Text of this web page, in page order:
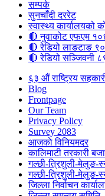
सम्पर्क
सुनचाँदी दररेट
स्वास्थ्य कार्यालयको
🔴 नुवाकोट एफएम
🔴 रेडियो लाङटाङ
🔴 रेडियो सञ्जिवनी
६३ औं राष्ट्रिय
Blog
Frontpage
Our Team
Privacy Policy
Survey 2083
आजकाे विनियमदर
कालिमाटी तरकारी
गल्छी-त्रिशुली-मेलुङ-
गल्छी-त्रिशुली-मेलुङ-
जिल्ला निर्वाचन